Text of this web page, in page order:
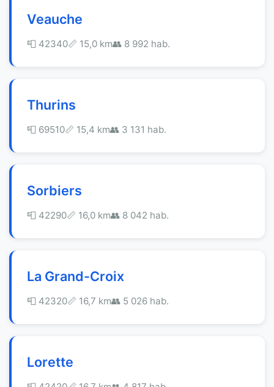
Veauche
📮 42340📏 15,0 km👥 8 992 hab.
Thurins
📮 69510📏 15,4 km👥 3 131 hab.
Sorbiers
📮 42290📏 16,0 km👥 8 042 hab.
La Grand-Croix
📮 42320📏 16,7 km👥 5 026 hab.
Lorette